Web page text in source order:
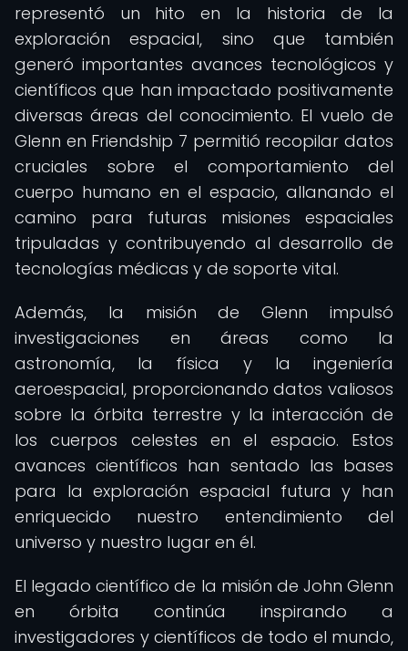
representó un hito en la historia de la
exploración espacial, sino que también
generó importantes avances tecnológicos y
científicos que han impactado positivamente
diversas áreas del conocimiento. El vuelo de
Glenn en Friendship 7 permitió recopilar datos
cruciales sobre el comportamiento del
cuerpo humano en el espacio, allanando el
camino para futuras misiones espaciales
tripuladas y contribuyendo al desarrollo de
tecnologías médicas y de soporte vital.
Además, la misión de Glenn impulsó
investigaciones en áreas como la
astronomía, la física y la ingeniería
aeroespacial, proporcionando datos valiosos
sobre la órbita terrestre y la interacción de
los cuerpos celestes en el espacio. Estos
avances científicos han sentado las bases
para la exploración espacial futura y han
enriquecido nuestro entendimiento del
universo y nuestro lugar en él.
El legado científico de la misión de John Glenn
en órbita continúa inspirando a
investigadores y científicos de todo el mundo,